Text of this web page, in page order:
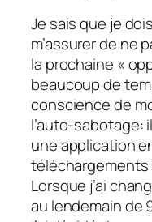
Je sais que je
m’assurer de ne
la prochaine «
beaucoup de
conscience de
l’auto-sabotage:
une application
téléchargements
Lorsque j’ai
au lendemain de